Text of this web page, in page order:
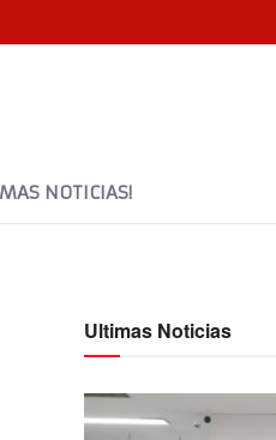
NOTICIAS!
Ultimas Noticias